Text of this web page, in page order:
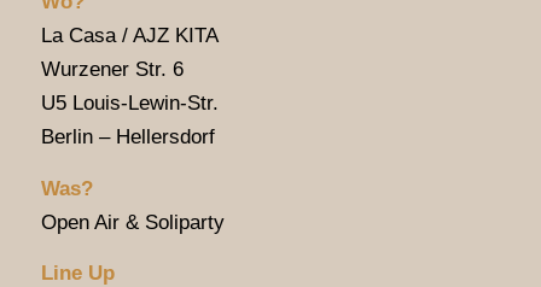
La Casa / AJZ KITA
Wurzener Str. 6
U5 Louis-Lewin-Str.
Berlin – Hellersdorf
Was?
Open Air & Soliparty
Line Up